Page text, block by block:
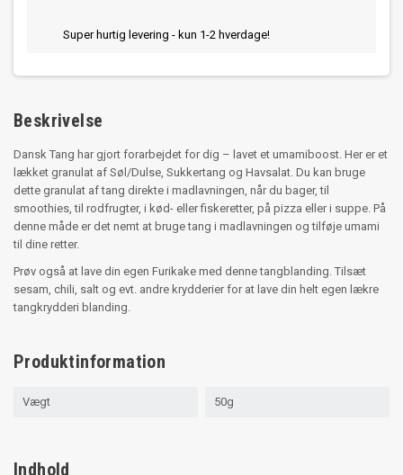
Super hurtig levering - kun 1-2 hverdage!
Beskrivelse
Dansk Tang har gjort forarbejdet for dig – lavet et umamiboost. Her er et
lækket granulat af Søl/Dulse, Sukkertang og Havsalat. Du kan bruge
dette granulat af tang direkte i madlavningen, når du bager, til
smoothies, til rodfrugter, i kød- eller fiskeretter, på pizza eller i suppe. På
denne måde er det nemt at bruge tang i madlavningen og tilføje umami
til dine retter.
Prøv også at lave din egen Furikake med denne tangblanding. Tilsæt
sesam, chili, salt og evt. andre krydderier for at lave din helt egen lækre
tangkrydderi blanding.
Produktinformation
Vægt 50g
Indhold